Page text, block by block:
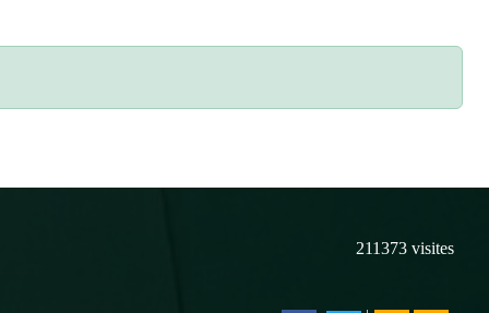
211373 visites